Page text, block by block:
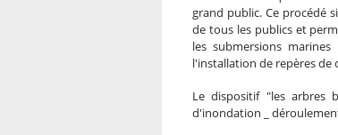
grand public. Ce procédé
de tous les publics et
les submersions
l'installation de repères de
Le dispositif "les arbres
d'inondation _